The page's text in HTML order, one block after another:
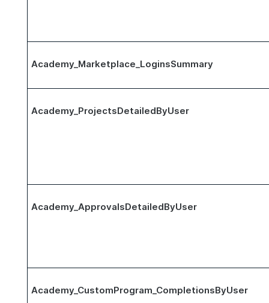
Academy_Marketplace_LoginsSummary
Academy_ProjectsDetailedByUser
Academy_ApprovalsDetailedByUser
Academy_CustomProgram_CompletionsByUser